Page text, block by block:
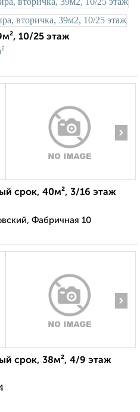
10/25 этаж
›
срок, 40м², 3/16 этаж
Фабричная 10
›
срок, 38м², 4/9 этаж